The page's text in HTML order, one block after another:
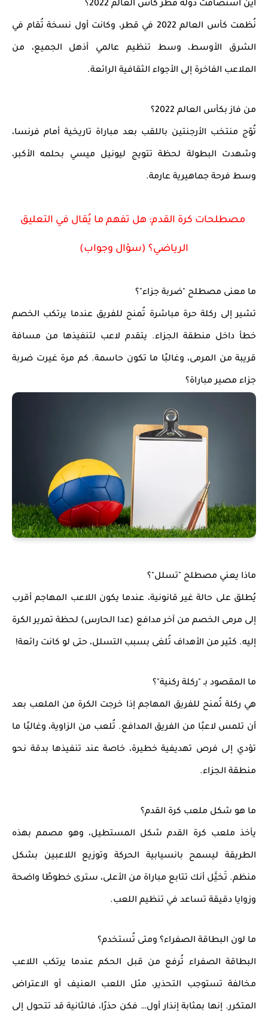
أين استضافت دولة قطر كأس العالم 2022؟
نُظمت كأس العالم 2022 في قطر ، وكانت أول نسخة تُقام في
الشرق الأوسط، وسط تنظيم عالمي أذهل الجميع، من
الملاعب الفاخرة إلى الأجواء الثقافية الرائعة.
من فاز بكأس العالم 2022؟
تُوّج منتخب الأرجنتين باللقب بعد مباراة تاريخية أمام فرنسا،
وشهدت البطولة لحظة تتويج ليونيل ميسي بحلمه الأكبر،
وسط فرحة جماهيرية عارمة.
مصطلحات كرة القدم: هل تفهم ما يُقال في التعليق
الرياضي؟ (سؤال وجواب)
ما معنى مصطلح "ضربة جزاء"؟
تشير إلى ركلة حرة مباشرة تُمنح للفريق عندما يرتكب الخصم
خطأ داخل منطقة الجزاء. يتقدم لاعب لتنفيذها من مسافة
قريبة من المرمى، وغالبًا ما تكون حاسمة. كم مرة غيرت ضربة
جزاء مصير مباراة؟
ماذا يعني مصطلح "تسلل"؟
يُطلق على حالة غير قانونية، عندما يكون اللاعب المهاجم أقرب
إلى مرمى الخصم من آخر مدافع (عدا الحارس) لحظة تمرير الكرة
إليه. كثير من الأهداف تُلغى بسبب التسلل، حتى لو كانت رائعة!
ما المقصود بـ "ركلة ركنية"؟
هي ركلة تُمنح للفريق المهاجم إذا خرجت الكرة من الملعب بعد
أن تلمس لاعبًا من الفريق المدافع. تُلعب من الزاوية، وغالبًا ما
تؤدي إلى فرص تهديفية خطيرة، خاصة عند تنفيذها بدقة نحو
منطقة الجزاء.
ما هو شكل ملعب كرة القدم؟
يأخذ ملعب كرة القدم شكل المستطيل، وهو مصمم بهذه
الطريقة ليسمح بانسيابية الحركة وتوزيع اللاعبين بشكل
منظم. تَخيَّل أنك تتابع مباراة من الأعلى، سترى خطوطًا واضحة
وزوايا دقيقة تساعد في تنظيم اللعب.
ما لون البطاقة الصفراء؟ ومتى تُستخدم؟
البطاقة الصفراء تُرفع من قبل الحكم عندما يرتكب اللاعب
مخالفة تستوجب التحذير، مثل اللعب العنيف أو الاعتراض
المتكرر. إنها بمثابة إنذار أول… فكن حذرًا، فالثانية قد تتحول إلى